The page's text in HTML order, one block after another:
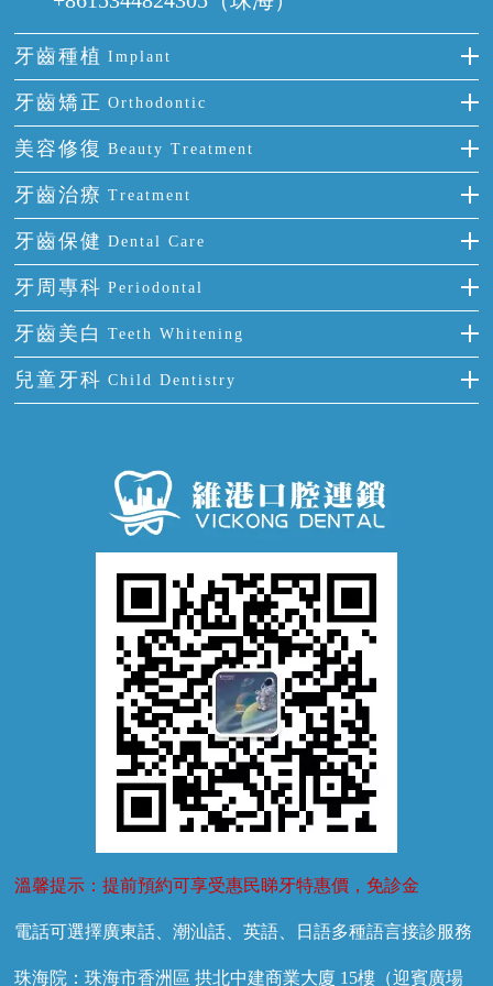
牙齒種植 Implant
種牙
單顆牙缺失
門牙缺失
多顆牙缺失
半口缺失
全口缺失
牙齒矯正 Orthodontic
隱形箍牙
前牙反頜
牙齒擁擠
牙齒前突
牙齒稀疏
美容修復 Beauty Treatment
全瓷牙
烤瓷牙
氟斑牙
四環素牙
活動假牙
牙貼面
牙齒治療 Treatment
補牙
智齒
根管治療
拔牙
牙痛
牙齒保健 Dental Care
正確刷牙
全國愛牙日
預防牙病
牙科通識
牙周專科 Periodontal
牙周炎
牙齦出血
牙齦炎
牙齦萎縮
牙齒美白 Teeth Whitening
冷光美白
兒童牙科 Child Dentistry
溫馨提示：提前預約可享受惠民睇牙特惠價，免診金
電話可選擇廣東話、潮汕話、英語、日語多種語言接診服務
珠海院：珠海市香洲區 拱北中建商業大廈 15樓（迎賓廣場